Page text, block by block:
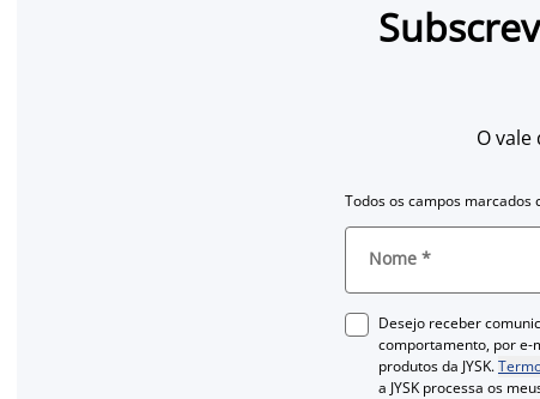
O
Todos os campos
Nome *
Desejo receber
comportamento, por e-
produtos da JYSK.
a JYSK processa os